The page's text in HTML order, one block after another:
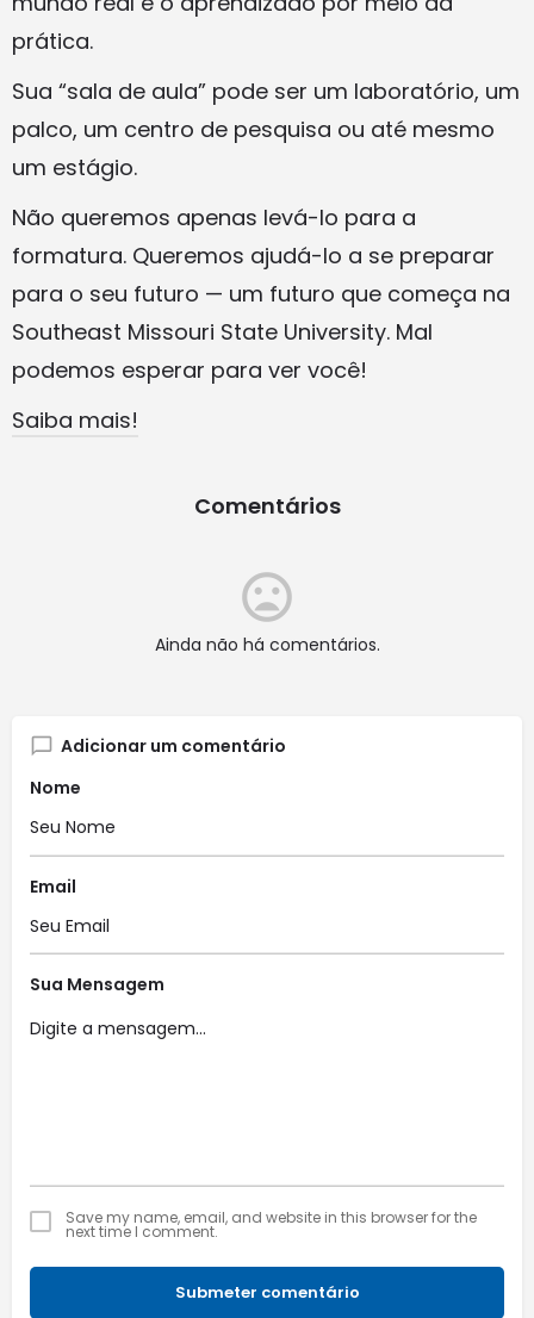
prática.
Sua “sala de aula” pode ser um laboratório, um
palco, um centro de pesquisa ou até mesmo
um estágio.
Não queremos apenas levá-lo para a
formatura. Queremos ajudá-lo a se preparar
para o seu futuro — um futuro que começa na
Southeast Missouri State University. Mal
podemos esperar para ver você!
Saiba mais!
Comentários
Ainda não há comentários.
Adicionar um comentário
Nome
Email
Sua Mensagem
Save my name, email, and website in this browser for the
next time I comment.
Submeter comentário